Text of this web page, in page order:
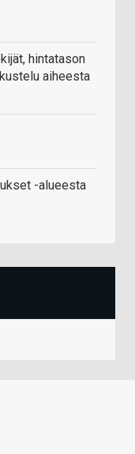
hintatason
aiheesta
-alueesta